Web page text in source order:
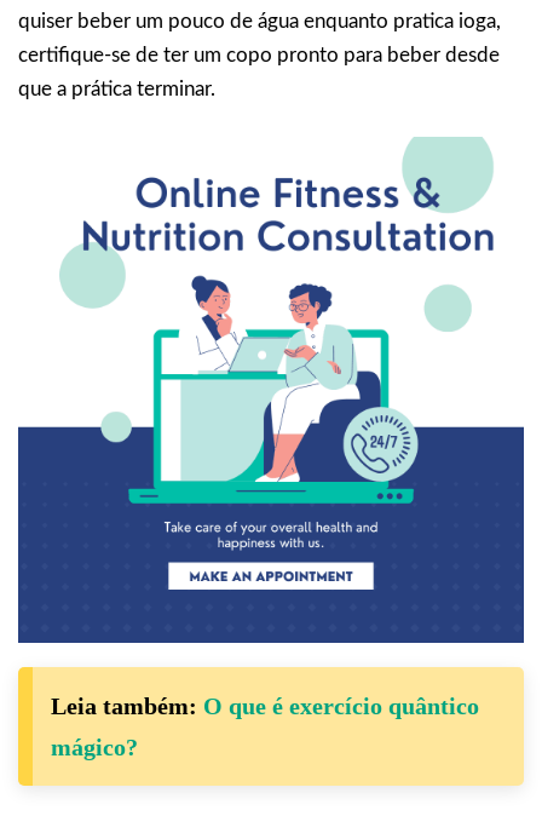
quiser beber um pouco de água enquanto pratica ioga,
certifique-se de ter um copo pronto para beber desde
que a prática terminar.
Leia também: O que é exercício quântico
mágico?